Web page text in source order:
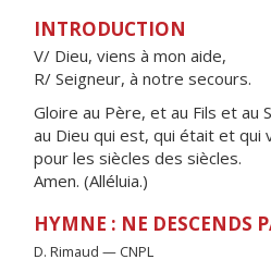
INTRODUCTION
V/ Dieu, viens à mon aide,
R/ Seigneur, à notre secours.
Gloire au Père, et au Fils et au
au Dieu qui est, qui était et qui
pour les siècles des siècles.
Amen. (Alléluia.)
HYMNE : NE DESCENDS
D. Rimaud — CNPL